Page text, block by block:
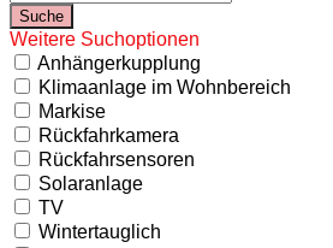
Weitere Suchoptionen
Anhängerkupplung
Klimaanlage im Wohnbereich
Markise
Rückfahrkamera
Rückfahrsensoren
Solaranlage
TV
Wintertauglich